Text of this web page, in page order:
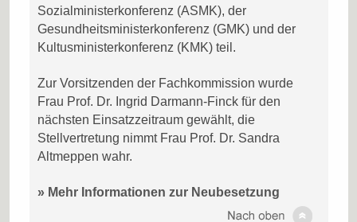
Sozialministerkonferenz (ASMK), der
Gesundheitsministerkonferenz (GMK) und der
Kultusministerkonferenz (KMK) teil.
Zur Vorsitzenden der Fachkommission wurde
Frau Prof. Dr. Ingrid Darmann-Finck für den
nächsten Einsatzzeitraum gewählt, die
Stellvertretung nimmt Frau Prof. Dr. Sandra
Altmeppen wahr.
» Mehr Informationen zur Neubesetzung